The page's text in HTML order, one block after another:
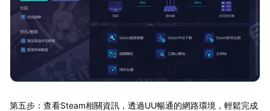
第五步：查看Steam相關資訊，透過UU暢通的網路環境，輕鬆完成